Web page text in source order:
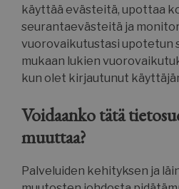
käyttää evästeitä, upottaa
seurantaevästeitä ja
vuorovaikutustasi upotetun
mukaan lukien
kun olet kirjautunut
Voidaanko tätä
muuttaa?
Palveluiden kehityksen ja
sbjs_first
Nimi
hubspotutk
mcforms-
sessionId
__Secure-